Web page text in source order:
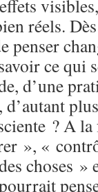
réels.
penser
ce qui
d’une
? A la
», «
choses »